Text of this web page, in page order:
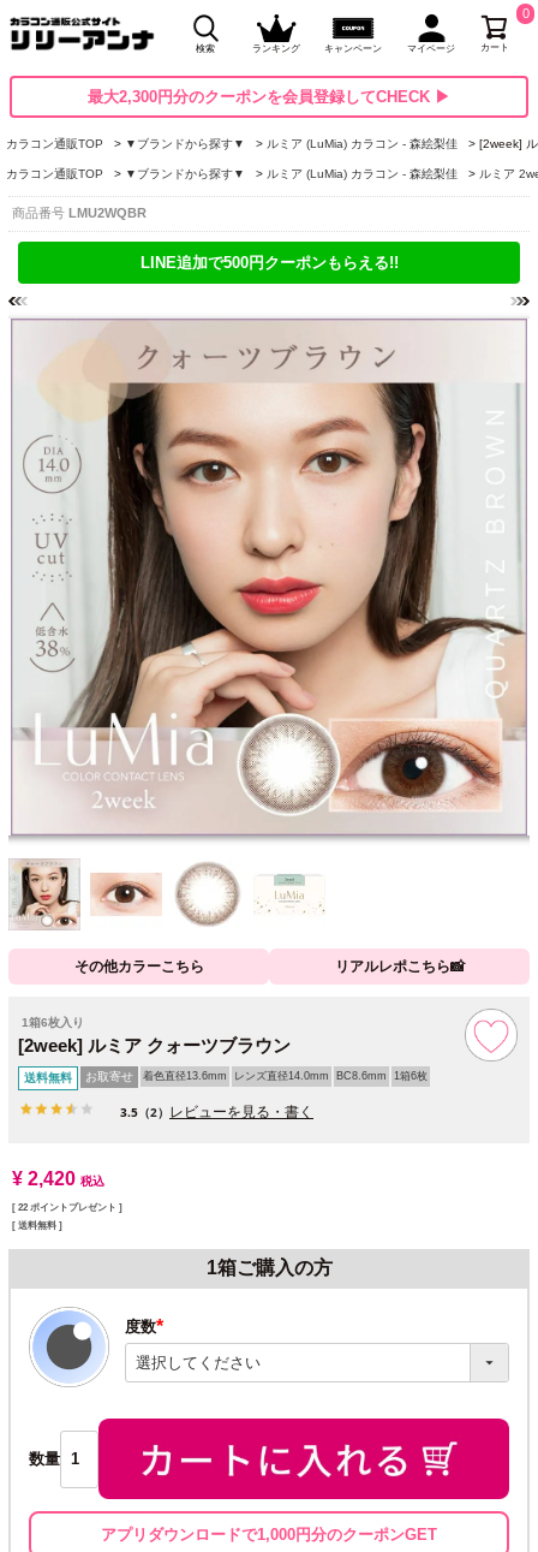
検索 ランキング キャンペーン マイページ カート
0
最大2,300円分のクーポンを会員登録してCHECK ▶
カラコン通販TOP ▼ブランドから探す▼ ルミア (LuMia) カラコン - 森絵梨佳 [2week]
カラコン通販TOP ▼ブランドから探す▼ ルミア (LuMia) カラコン - 森絵梨佳 ルミア
商品番号 LMU2WQBR
LINE追加で500円クーポンもらえる!!
その他カラーこちら リアルレポこちら📸
1箱6枚入り
[2week] ルミア クォーツブラウン
送料無料 お取寄せ 着色直径13.6mm レンズ直径14.0mm BC8.6mm 1箱6枚
3.5 （2） レビューを見る・書く
¥ 2,420 税込
[ 22 ポイントプレゼント ]
送料無料
1箱ご購入の方
度数
(必
須)
数量
アプリダウンロードで1,000円分のクーポンGET